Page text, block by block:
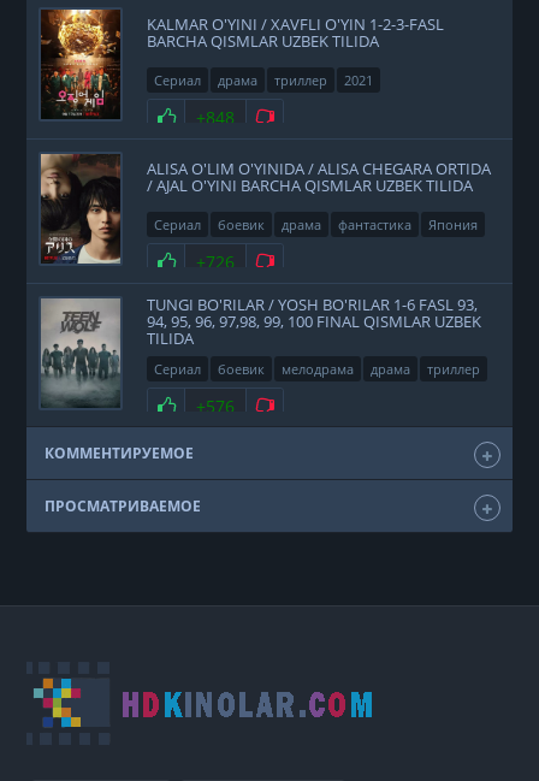
KALMAR O'YINI / XAVFLI O'YIN 1-2-3-FASL
BARCHA QISMLAR UZBEK TILIDA
Сериал драма триллер 2021
Нравится
+848 Не нравится
ALISA O'LIM O'YINIDA / ALISA CHEGARA ORTIDA
/ AJAL O'YINI BARCHA QISMLAR UZBEK TILIDA
Сериал боевик драма фантастика
Япония
2020
Нравится
+726 Не нравится
TUNGI BO'RILAR / YOSH BO'RILAR 1-6 FASL 93,
94, 95, 96, 97,98, 99, 100 FINAL QISMLAR UZBEK
TILIDA
Сериал боевик мелодрама драма
триллер
фэнтези
США 2011
Нравится
+576 Не нравится
КОММЕНТИРУЕМОЕ
ПРОСМАТРИВАЕМОЕ